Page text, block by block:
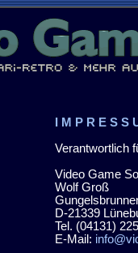
I M P R E S S
Verantwortlich
Video Game
Wolf Groß
D-21339
Tel. (04131)
E-Mail: